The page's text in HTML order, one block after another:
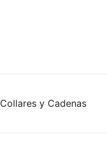
Collares y Cadenas